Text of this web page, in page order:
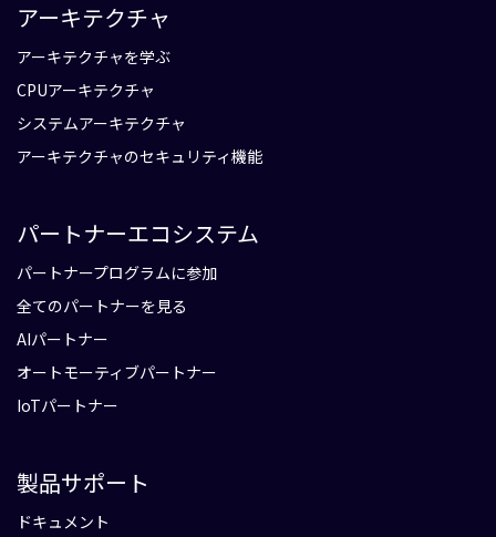
アーキテクチャ
アーキテクチャを学ぶ
CPUアーキテクチャ
システムアーキテクチャ
アーキテクチャのセキュリティ機能
パートナーエコシステム
パートナープログラムに参加
全てのパートナーを見る
AIパートナー
オートモーティブパートナー
IoTパートナー
製品サポート
ドキュメント